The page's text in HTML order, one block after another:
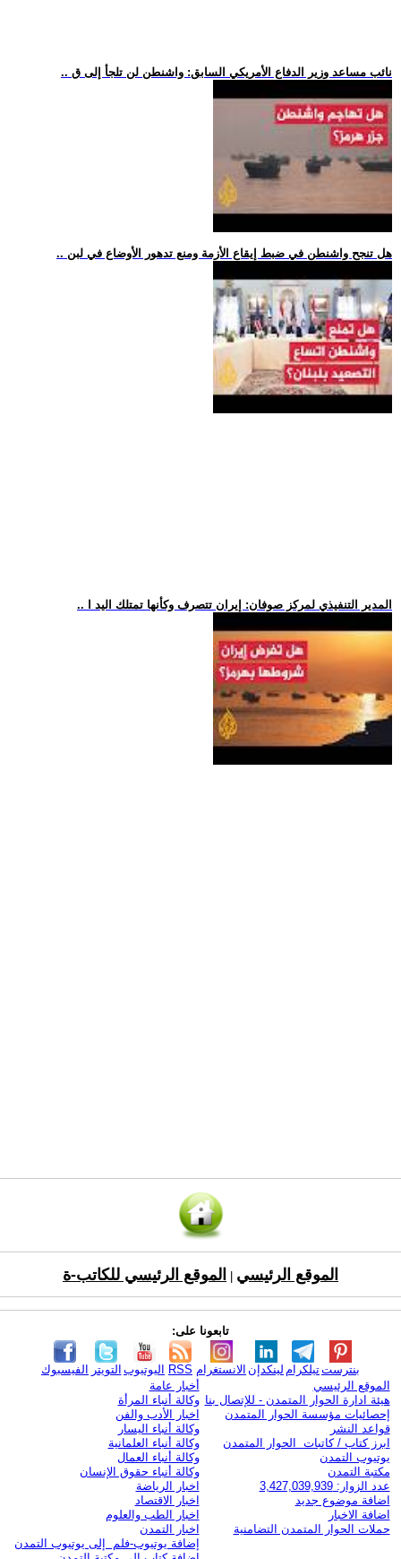
.. نائب مساعد وزير الدفاع الأمريكي السابق: واشنطن لن تلجأ إلى ق
.. هل تنجح واشنطن في ضبط إيقاع الأزمة ومنع تدهور الأوضاع في لبن
.. المدير التنفيذي لمركز صوفان: إيران تتصرف وكأنها تمتلك اليد ا
الموقع الرئيسي الموقع الرئيسي للكاتب-ة
تابعونا على:
الفيسبوك التويتر اليوتيوب RSS الانستغرام لينكدإن تيلكرامبنترست
الموقع الرئيسي
هيئة ادارة الحوار المتمدن - للإتصال بنا
إحصائيات مؤسسة الحوار المتمدن
قواعد النشر
ابرز كتاب / كاتبات الحوار المتمدن
يوتيوب التمدن
مكتبة التمدن
عدد الزوار: 3,427,039,939
اضافة موضوع جديد
اضافة الاخبار
حملات الحوار المتمدن التضامنية
أخبار عامة
وكالة أنباء المرأة
اخبار الأدب والفن
وكالة أنباء اليسار
وكالة أنباء العلمانية
وكالة أنباء العمال
وكالة أنباء حقوق الإنسان
اخبار الرياضة
اخبار الاقتصاد
اخبار الطب والعلوم
اخبار التمدن
إضافة يوتيوب-فلم إلى يوتيوب التمدن